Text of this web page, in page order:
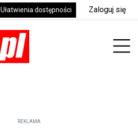
Ułatwienia dostępności Zaloguj się
REKLAMA